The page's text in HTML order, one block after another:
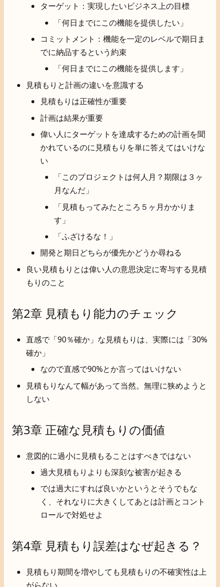
ターゲット：実現したいビジネス上の目標
「何日までにこの機能を提供したい」
コミットメント：機能を一定のレベルで期日ま
でに納品するという約束
「何日までにこの機能を提供します」
見積もりと計画の違いを意識する
見積もりは正確性が重要
計画は結果が重要
偉い人にターゲットを達成するための計画を聞
かれているのに見積もりを単に答えてはいけな
い
「このプロジェクトは何人月？期限は３ヶ
月なんだ」
「見積もってみたところ５ヶ月かかりま
す」
「ふざけるな！」
開発と期日どちらが優先かどうか尋ねる
良い見積もりとは偉い人の意思決定に寄与する見積
もりのこと
第2章 見積もり能力のチェック
直感で「90％確か」な見積もりは、実際には「30%
確か」
なので直感で90%とか言ってはいけない
見積もりなんて幅があって当然。無理に狭めようと
しない
第3章 正確な見積もりの価値
意図的に過小に見積もることはすべきではない
過大見積もりよりも深刻な被害が起きる
では過大にすれば良いかというとそうでもな
く、それなりに大きくしてあとは計画とコント
ロールで対処せよ
第4章 見積もり誤差はなぜ起きる？
見積もり期間を増やしても見積もりの不確実性は上